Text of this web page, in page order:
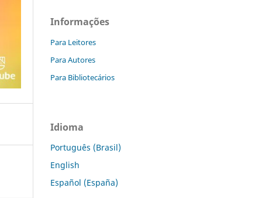
Informações
Para Leitores
Para Autores
Para Bibliotecários
Idioma
Português (Brasil)
English
Español (España)